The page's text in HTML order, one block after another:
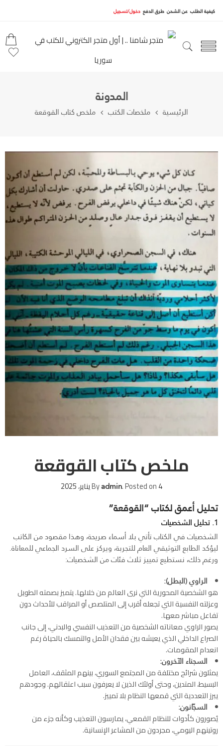
كيفية الطلب عن الشحن طرق الدفع دخول/تسجيل
المدونة
الرئيسية ملخصات الكتب ملخص كتاب القوقعة
ملخص كتاب القوقعة
Byadmin.Posted on4 يناير، 2025
تحليل أعمق لكتاب “القوقعة”
1. تحليل الشخصيات
الشخصيات في الكتاب تأتي بلا أسماء صريحة، وهذا مقصود من الكاتب
ليؤكد الطابع التوثيقي العام للتجربة، ويركز على السرد الجماعي للمعاناة.
ورغم ذلك، نستطيع تمييز ثلاث فئات من الشخصيات:
الراوي (البطل):
هو الشخصية المحورية التي نرى العالم من خلالها. يتميز بصمته الطويل
وعزلته النفسية التي تجعله أقرب إلى المتلصص أو المراقب للأحداث دون
تفاعل مباشر معها.
يصور الراوي معاناته الشخصية من التعذيب النفسي والبدني، إلى جانب
الصراع الداخلي الذي يعيشه بين فقدان الأمل والتمسك بالحياة رغم
انعدام المقومات.
السجناء الآخرون:
يمثلون شرائح مختلفة من المجتمع السوري، بينهم المثقف، العامل
البسيط، المتدين، وحتى أولئك الذين لا يعرفون سبب اعتقالهم. وجودهم
يبرز التعددية التي قمعها النظام بلا تمييز.
السجّانون:
يُصورون كأدوات للنظام القمعي، يمارسون التعذيب وكأنه جزء من
روتينهم اليومي، مجردون من المشاعر الإنسانية.